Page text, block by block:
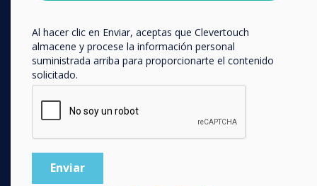
PRODUCTOS
Digital Ecosystem
Commercial Displays
Digital Signage
Al hacer clic en Enviar, aceptas que Clevertouch
almacene y procese la información personal
suministrada arriba para proporcionarte el contenido
solicitado.